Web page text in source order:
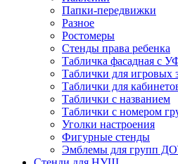
Папки-передвижки
Разное
Ростомеры
Стенды права ребенка
Табличка фасадная с
Таблички для игровых
Таблички для
Таблички с названием
Таблички с номером
Уголки настроения
Фигурные стенды
Эмблемы для групп